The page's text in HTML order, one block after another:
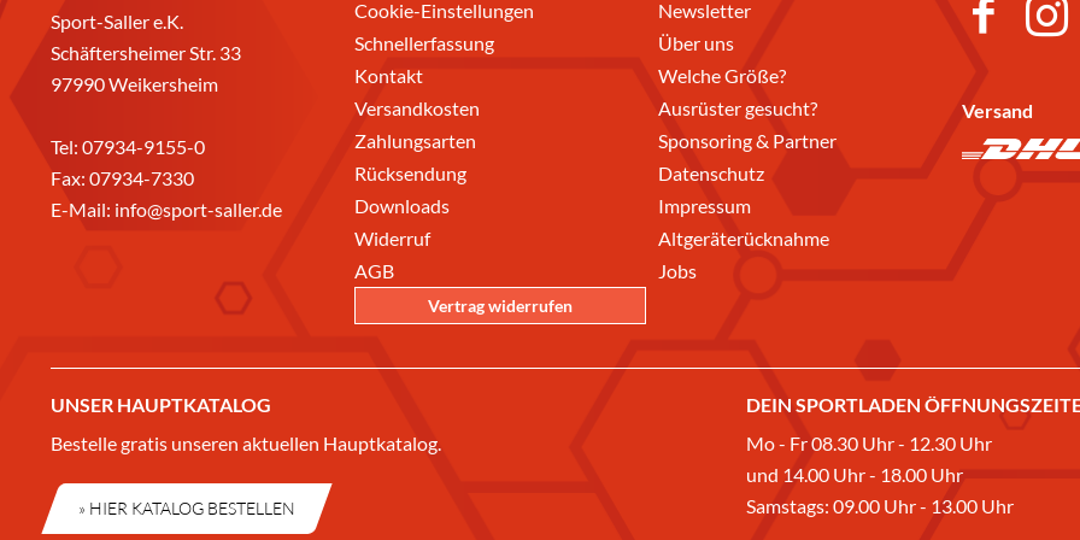
Sport-Saller e.K.
Schäftersheimer Str. 33
97990 Weikersheim
Tel: 07934-9155-0
Fax: 07934-7330
E-Mail: info@sport-saller.de
Cookie-Einstellungen
Schnellerfassung
Kontakt
Versandkosten
Zahlungsarten
Rücksendung
Downloads
Widerruf
AGB
Vertrag widerrufen
Newsletter
Über uns
Welche Größe?
Ausrüster gesucht?
Sponsoring & Partner
Datenschutz
Impressum
Altgeräterücknahme
Jobs
Versand
UNSER HAUPTKATALOG
Bestelle gratis unseren aktuellen Hauptkatalog.
» HIER KATALOG BESTELLEN
DEIN SPORTLADEN
Mo - Fr 08.30 Uhr - 12.30 Uhr
und 14.00 Uhr - 18.00 Uhr
Samstags: 09.00 Uhr - 13.00 Uhr